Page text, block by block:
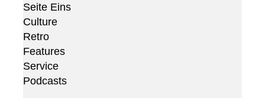
Seite Eins
Culture
Retro
Features
Service
Podcasts